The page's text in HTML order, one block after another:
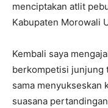
menciptakan atlit
Kabupaten Morowali
Kembali saya
berkompetisi junjung
sama menyukseskan
suasana